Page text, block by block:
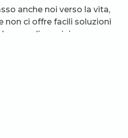
anche noi verso la vita,
non ci offre facili soluzioni
nome di uomini,